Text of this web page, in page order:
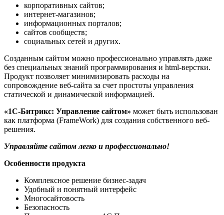
корпоративных сайтов;
интернет-магазинов;
информационных порталов;
сайтов сообществ;
социальных сетей и других.
Созданным сайтом можно профессионально управлять даже
без специальных знаний программирования и html-верстки.
Продукт позволяет минимизировать расходы на
сопровождение веб-сайта за счет простоты управления
статической и динамической информацией.
«1С-Битрикс: Управление сайтом» может быть использован
как платформа (FrameWork) для создания собственного веб-
решения.
Управляйте сайтом легко и профессионально!
Особенности продукта
Комплексное решение бизнес-задач
Удобный и понятный интерфейс
Многосайтовость
Безопасность